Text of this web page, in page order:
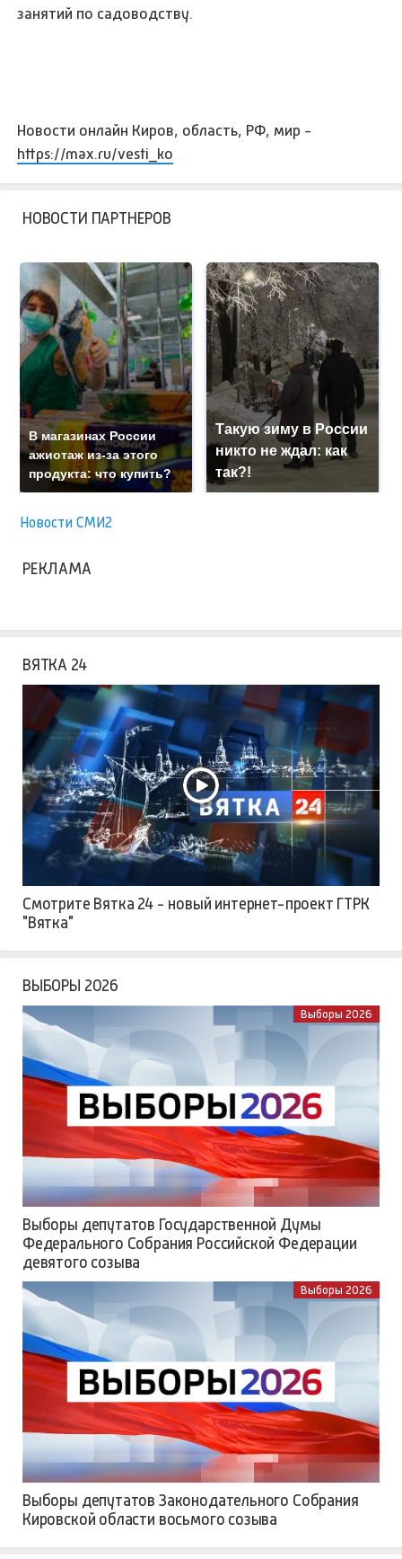
занятий по садоводству.
Новости онлайн Киров, область, РФ, мир -
https://max.ru/vesti_ko
НОВОСТИ ПАРТНЕРОВ
В магазинах России
ажиотаж из-за этого
продукта: что купить?
Такую зиму в России
никто не ждал: как
так?!
Новости СМИ2
РЕКЛАМА
ВЯТКА 24
Смотрите Вятка 24 - новый интернет-проект ГТРК
"Вятка"
ВЫБОРЫ 2026
Выборы 2026
Выборы депутатов Государственной Думы
Федерального Собрания Российской Федерации
девятого созыва
Выборы 2026
Выборы депутатов Законодательного Собрания
Кировской области восьмого созыва